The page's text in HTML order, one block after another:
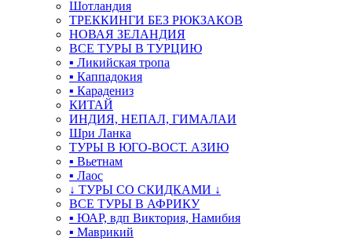
Шотландия
ТРЕККИНГИ БЕЗ РЮКЗАКОВ
НОВАЯ ЗЕЛАНДИЯ
ВСЕ ТУРЫ В ТУРЦИЮ
▪ Ликийская тропа
▪ Каппадокия
▪ Карадениз
КИТАЙ
ИНДИЯ, НЕПАЛ, ГИМАЛАИ
Шри Ланка
ТУРЫ В ЮГО-ВОСТ. АЗИЮ
▪ Вьетнам
▪ Лаос
↓ ТУРЫ СО СКИДКАМИ ↓
ВСЕ ТУРЫ В АФРИКУ
▪ ЮАР, вдп Виктория, Намибия
▪ Маврикий